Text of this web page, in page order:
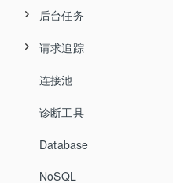
卸载
常见问题
自动部署
组件监控配置
Nginx探针部署
UniAgent相关命令
进程命名规则
应用命名规则
Docker安装
Kubernetes&Docker安装
更新和卸载
常见问题
禁用
配置
卸载
常见问题
部署
禁用/启用
配置
卸载
常见问题
支持列表
安装和卸载
配置
嵌码说明
支持列表
部署
配置项说明
PHP
简介
支持列表
部署
配置
禁用和启用
Python
简介
支持列表
快速部署
部署方案建议
Go
简介
支持列表
业务系统详情
服务组拓扑
响应时间性能分解
响应时间分布
调用者分析
Service Flow
热点方法
错误/异常分析
响应时间性能分解
响应时间分布
错误/异常分析
线程剖析
单事务概览
事务拓扑图
响应时间
错误
线程剖析
后台任务
后台任务列表
概览
错误
后台任务追踪
请求追踪
请求追踪列表
请求追踪详情
连接池
诊断工具
Database
NoSQL